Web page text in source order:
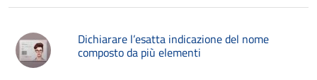
Dichiarare l’esatta indicazione del nome
composto da più elementi